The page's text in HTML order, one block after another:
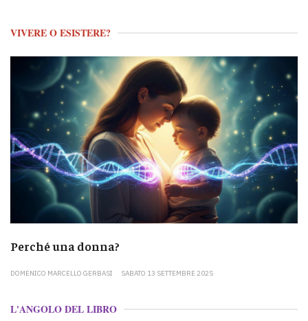
VIVERE O ESISTERE?
Perché una donna?
DOMENICO MARCELLO GERBASI SABATO 13 SETTEMBRE 2025
L'ANGOLO DEL LIBRO